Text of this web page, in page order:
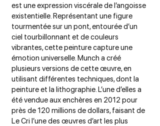
est une expression viscérale de l’angoisse
existentielle. Représentant une figure
tourmentée sur un pont, entourée d’un
ciel tourbillonnant et de couleurs
vibrantes, cette peinture capture une
émotion universelle. Munch a créé
plusieurs versions de cette œuvre, en
utilisant différentes techniques, dont la
peinture et la lithographie. L’une d’elles a
été vendue aux enchères en 2012 pour
près de 120 millions de dollars, faisant de
Le Cri l’une des œuvres d’art les plus